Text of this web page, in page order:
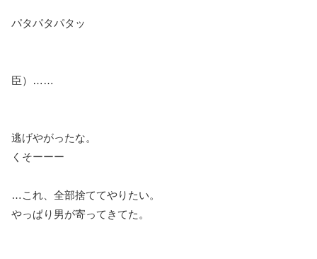
パタパタパタッ
臣）……
逃げやがったな。
くそーーー
…これ、全部捨ててやりたい。
やっぱり男が寄ってきてた。